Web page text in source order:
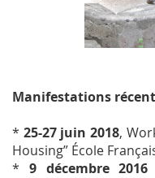
Manifestations
* 25-27 juin 2018,
Housing” École
* 9 décembre 2016